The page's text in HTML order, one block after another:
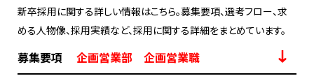
新卒採用に関する詳しい情報はこちら。募集要項、選考フロー、求
める人物像、採用実績など、採用に関する詳細をまとめています。
募集要項 企画営業部 企画営業職